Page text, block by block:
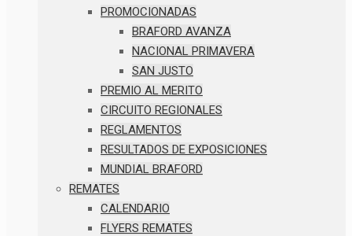
PROMOCIONADAS
BRAFORD AVANZA
NACIONAL PRIMAVERA
SAN JUSTO
PREMIO AL MERITO
CIRCUITO REGIONALES
REGLAMENTOS
RESULTADOS DE EXPOSICIONES
MUNDIAL BRAFORD
REMATES
CALENDARIO
FLYERS REMATES